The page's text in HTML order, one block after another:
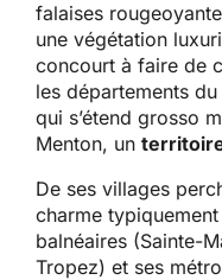
falaises
une végétation
concourt à faire de
les départements
qui s’étend grosso
Menton, un
De ses villages
charme
balnéaires (Sainte-
Tropez) et ses